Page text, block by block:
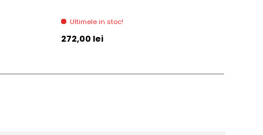
Ultimele in stoc!
Pret initial
272,00 lei